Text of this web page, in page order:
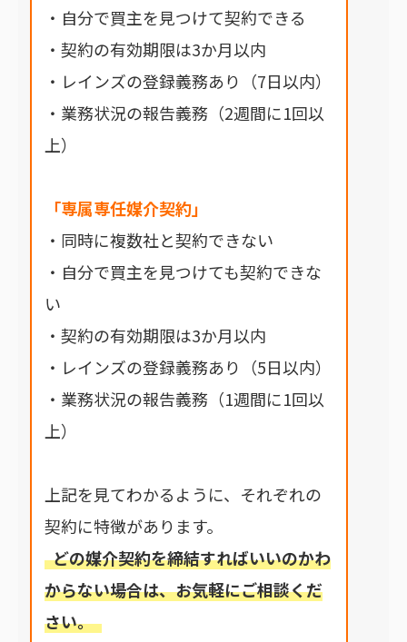
・自分で買主を見つけて契約できる
・契約の有効期限は3か月以内
・レインズの登録義務あり（7日以内）
・業務状況の報告義務（2週間に1回以
上）
「専属専任媒介契約」
・同時に複数社と契約できない
・自分で買主を見つけても契約できな
い
・契約の有効期限は3か月以内
・レインズの登録義務あり（5日以内）
・業務状況の報告義務（1週間に1回以
上）
上記を見てわかるように、それぞれの
契約に特徴があります。
どの媒介契約を締結すればいいのかわ
からない場合は、お気軽にご相談くだ
さい。